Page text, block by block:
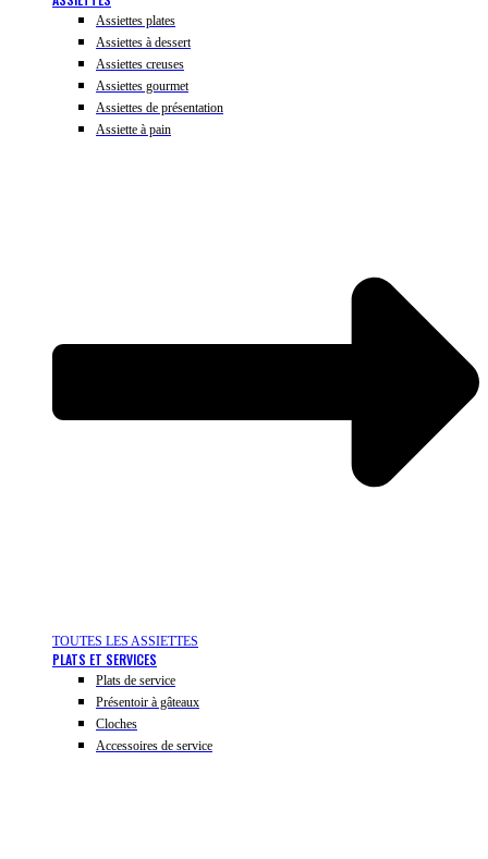
Assiettes plates
Assiettes à dessert
Assiettes creuses
Assiettes gourmet
Assiettes de présentation
Assiette à pain
TOUTES LES ASSIETTES
PLATS ET SERVICES
Plats de service
Présentoir à gâteaux
Cloches
Accessoires de service